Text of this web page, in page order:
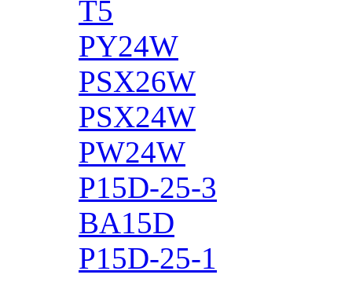
T5
PY24W
PSX26W
PSX24W
PW24W
P15D-25-3
BA15D
P15D-25-1